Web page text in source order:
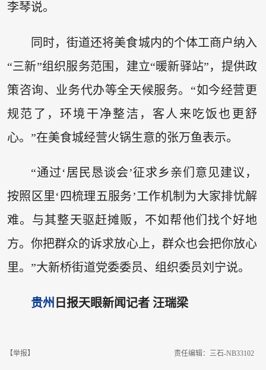
李琴说。
同时，街道还将美食城内的个体工商户纳入
“三新”组织服务范围，建立“暖新驿站”，提供政
策咨询、业务代办等全天候服务。“如今经营更
规范了，环境干净整洁，客人来吃饭也更舒
心。”在美食城经营火锅生意的张万鱼表示。
“通过‘居民恳谈会’征求乡亲们意见建议，
按照区里‘四梳理五服务’工作机制为大家排忧解
难。与其整天驱赶摊贩，不如帮他们找个好地
方。你把群众的诉求放心上，群众也会把你放心
里。”大新桥街道党委委员、组织委员刘宁说。
贵州 日报天眼新闻记者 汪瑞梁
【举报】 责任编辑：三石-NB33102